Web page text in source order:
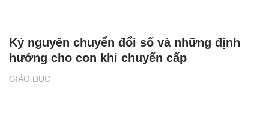
GIÁO DỤC
Kỷ nguyên chuyển đổi số và những định
hướng cho con khi chuyển cấp